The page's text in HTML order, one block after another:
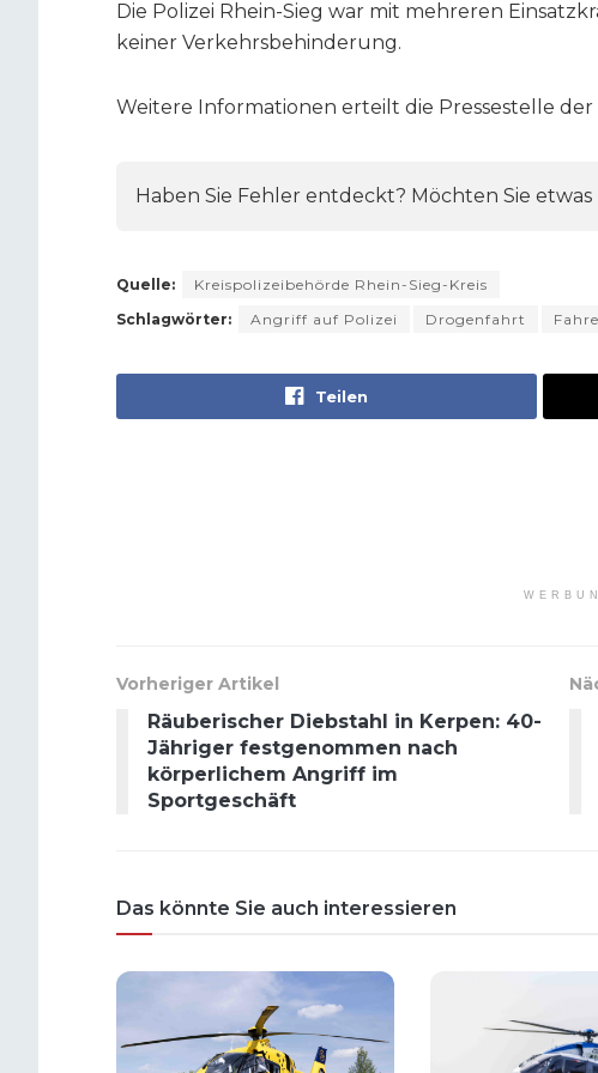
Die Polizei Rhein-Sieg war mit mehreren
keiner Verkehrsbehinderung.
Weitere Informationen erteilt die Pressestelle der
Haben Sie Fehler entdeckt? Möchten Sie etwas
Quelle:
Kreispolizeibehörde Rhein-Sieg-Kreis
Schlagwörter:
Angriff auf Polizei Drogenfahrt
Teilen
Vorheriger Artikel
Räuberischer Diebstahl in Kerpen: 40-
Jähriger festgenommen nach
körperlichem Angriff im
Sportgeschäft
Das könnte Sie auch interessieren